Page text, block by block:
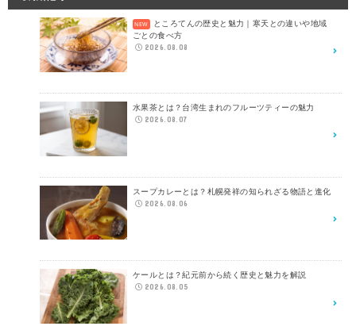
ところてんの歴史と魅力｜寒天との違いや地域
ごとの食べ方
2026.08.08
水果茶とは？台湾生まれのフルーツティーの魅力
2026.08.07
スープカレーとは？札幌発祥の知られざる物語と進化
2026.08.06
ケールとは？紀元前から続く歴史と魅力を解説
2026.08.05